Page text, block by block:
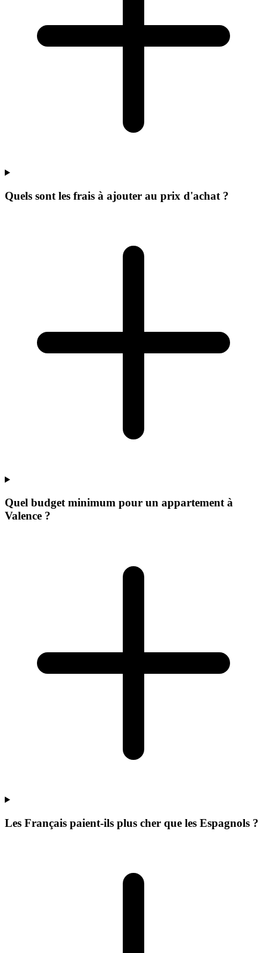
Quels sont les frais à ajouter au prix d'achat ?
Quel budget minimum pour un appartement à
Valence ?
Les Français paient-ils plus cher que les Espagnols ?